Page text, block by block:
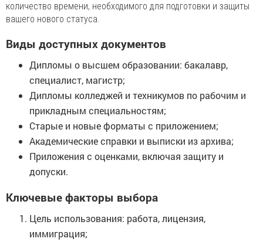
количество времени, необходимого для подготовки и защиты
вашего нового статуса.
Виды доступных документов
Дипломы о высшем образовании: бакалавр,
специалист, магистр;
Дипломы колледжей и техникумов по рабочим и
прикладным специальностям;
Старые и новые форматы с приложением;
Академические справки и выписки из архива;
Приложения с оценками, включая защиту и
допуски.
Ключевые факторы выбора
Цель использования: работа, лицензия,
иммиграция;